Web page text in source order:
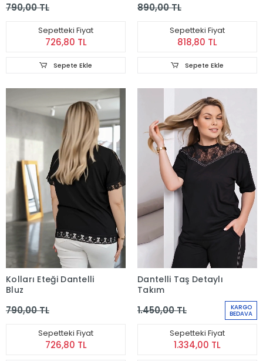
790,00 TL
Sepetteki Fiyat
726,80 TL
Sepete Ekle
890,00 TL
Sepetteki Fiyat
818,80 TL
Sepete Ekle
Kolları Eteği Dantelli
Bluz
790,00 TL
Sepetteki Fiyat
726,80 TL
Dantelli Taş Detaylı
Takım
1.450,00 TL KARGO
BEDAVA
Sepetteki Fiyat
1.334,00 TL